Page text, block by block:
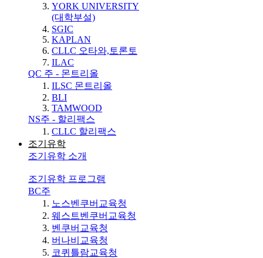
YORK UNIVERSITY
(대학부설)
SGIC
KAPLAN
CLLC 오타와,토론토
ILAC
QC 주 - 몬트리올
ILSC 몬트리올
BLI
TAMWOOD
NS주 - 할리팩스
CLLC 할리팩스
조기유학
조기유학 소개
조기유학 프로그램
BC주
노스벤쿠버교육청
웨스트벤쿠버교육청
벤쿠버교육청
버나비교육청
코퀴틀람교육청